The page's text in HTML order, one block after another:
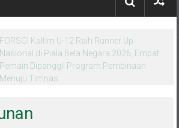
Menempa Generasi Muda Berkarakter Luhur
di Bumi Perkemahan Makroman Indah
melalui CAI ke-47